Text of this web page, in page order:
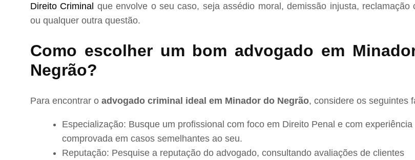
Direito Criminal que envolve o seu caso, seja assédio moral, demissão injusta, reclamação
ou qualquer outra questão.
Como escolher um bom advogado em
Negrão?
Para encontrar o advogado criminal ideal em Minador do Negrão, considere os seguintes
Especialização: Busque um profissional com foco em Direito Penal e com experiência
comprovada em casos semelhantes ao seu.
Reputação: Pesquise a reputação do advogado, consultando avaliações de clientes